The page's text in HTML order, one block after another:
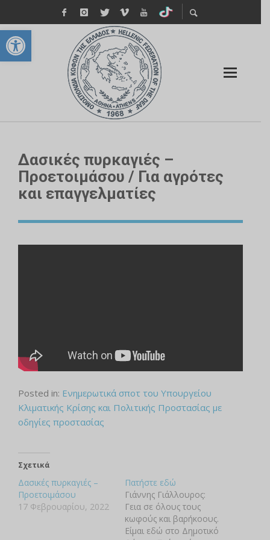
Ανοίξτε τη γραμμή εργαλείων
Δασικές πυρκαγιές –
Προετοιμάσου / Για αγρότες
και επαγγελματίες
Posted in: Ενημερωτικά σποτ του Υπουργείου
Κλιματικής Κρίσης και Πολιτικής Προστασίας με
οδηγίες προστασίας
Σχετικά
Δασικές πυρκαγιές –
Προετοιμάσου
17 Φεβρουαρίου, 2022
Πατήστε εδώ
Γιάννης Γιάλλουρος:
Γεια σε όλους τους
κωφούς και βαρήκοους.
Είμαι εδώ στο Δημοτικό